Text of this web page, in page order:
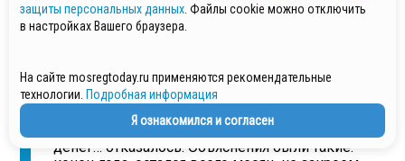
и Новоселовых, от которых музей-заповедник по
какой-то причине отказался:
город изыскал возможность сэкономить на
праздновании Нового года и выделяет
необходимые по сметам средства на дома.
Однако руководство музея неожиданно от
денег… отказалось. Объяснения были такие:
защиты персональных данных . Файлы cookie можно отключить
в настройках Вашего браузера.
На сайте mosregtoday.ru применяются рекомендательные
технологии. Подробная информация
Я ознакомился и согласен